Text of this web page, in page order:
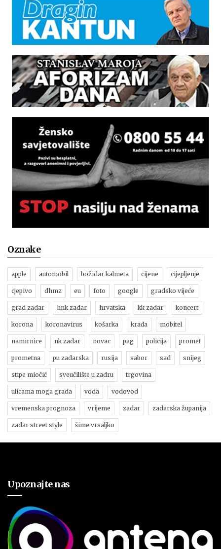
Oznake
apple automobil božidar kalmeta cijene cijepljenje
cjepivo dhmz eu foto google gradsko vijeće
grad zadar hnk zadar hrvatska kk zadar koncert
korona koronavirus košarka krađa mobitel
namirnice nk zadar novac pag policija promet
prometna pu zadarska rusija sabor sad snijeg
stipe miočić sveučilište u zadru trgovina
ulicama moga grada voda vodovod
vremenska prognoza vrijeme zadar zadarska županija
zadar street style šime vrsaljko
Upoznajte nas